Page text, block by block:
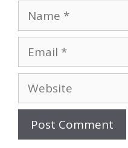
Name
Email
Website